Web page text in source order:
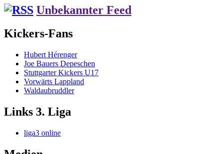
Unbekannter Feed
Kickers-Fans
Hubert Hérenger
Joe Bauers Depeschen
Stuttgarter Kickers U17
Vorwärts Lappland
Waldaubruddler
Links 3. Liga
liga3 online